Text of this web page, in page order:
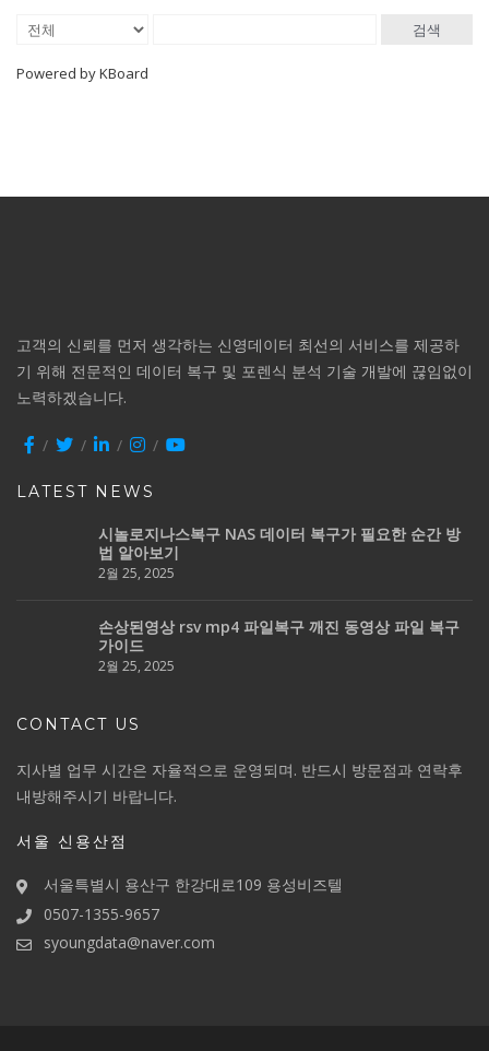
검색
Powered by KBoard
고객의 신뢰를 먼저 생각하는 신영데이터 최선의 서비스를 제공하
기 위해 전문적인 데이터 복구 및 포렌식 분석 기술 개발에 끊임없이
노력하겠습니다.
LATEST NEWS
시놀로지나스복구 NAS 데이터 복구가 필요한 순간 방
법 알아보기
2월 25, 2025
손상된영상 rsv mp4 파일복구 깨진 동영상 파일 복구
가이드
2월 25, 2025
CONTACT US
지사별 업무 시간은 자율적으로 운영되며. 반드시 방문점과 연락후
내방해주시기 바랍니다.
서울 신용산점
서울특별시 용산구 한강대로109 용성비즈텔
0507-1355-9657
syoungdata@naver.com